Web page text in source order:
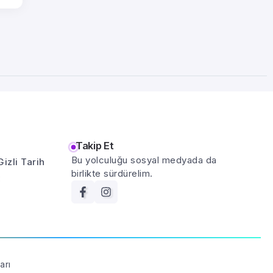
Tarih
Takip Et
Bu yolculuğu sosyal medyada da
birlikte sürdürelim.